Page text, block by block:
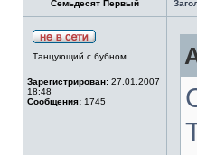
Семьдесят Первый
Танцующий с бубном
Зарегистрирован: 27.01.2007
18:48
Сообщения: 1745